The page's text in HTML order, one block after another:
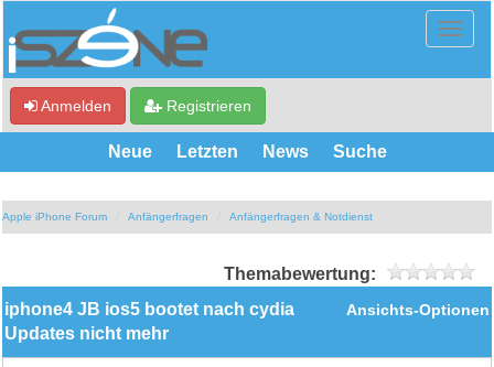
Anmelden Registrieren
Neue Letzten News Suche
Apple iPhone Forum Anfängerfragen Anfängerfragen & Notdienst
Themabewertung:
Ansichts-Optionen
iphone4 JB ios5 bootet nach cydia
Updates nicht mehr